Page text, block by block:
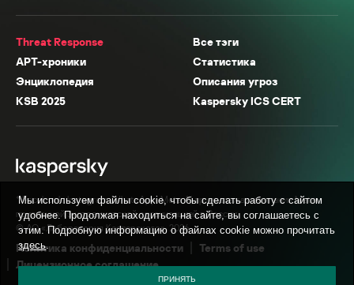
Threat Response
Все тэги
APT-хроники
Статистика
Энциклопедия
Описания угроз
KSB 2025
Kaspersky ICS CERT
* Facebook, Instagram, WhatsApp, Meta AI принадлежат компании Meta,
признанной экстремистской организацией в России.
© АО «Лаборатория Касперского», 2026.
Политика конфиденциальности
Terms of use
Лицензионное соглашение
Мы используем файлы cookie, чтобы сделать работу с сайтом
удобнее. Продолжая находиться на сайте, вы соглашаетесь с
этим. Подробную информацию о файлах cookie можно прочитать
здесь.
ПРИНЯТЬ